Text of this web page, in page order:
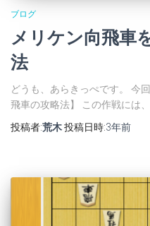
ブログ
メリケン向飛車
法
どうも、あらきっぺです。 今
飛車の攻略法】 この作戦には
投稿者:荒木投稿日時:3年前